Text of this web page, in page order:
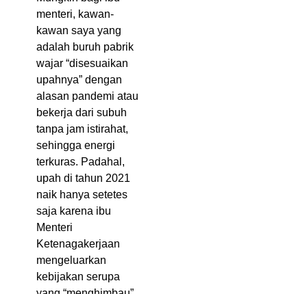
menteri, kawan-
kawan saya yang
adalah buruh pabrik
wajar “disesuaikan
upahnya” dengan
alasan pandemi atau
bekerja dari subuh
tanpa jam istirahat,
sehingga energi
terkuras. Padahal,
upah di tahun 2021
naik hanya setetes
saja karena ibu
Menteri
Ketenagakerjaan
mengeluarkan
kebijakan serupa